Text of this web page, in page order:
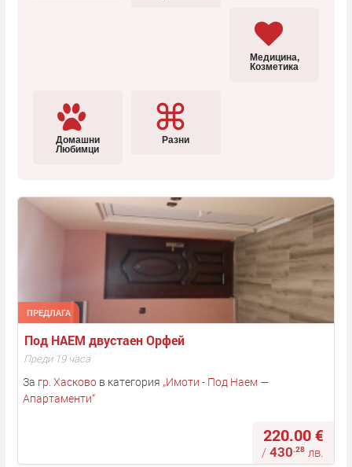
Медицина,
Козметика
Домашни
Любимци
Разни
ПРЕДЛАГА
Под НАЕМ двустаен Орфей
Преди 19 часа
За гр. Хасковов категория „Имоти - Под Наем —
Апартаменти“
220.00 €
/430.28 лв.